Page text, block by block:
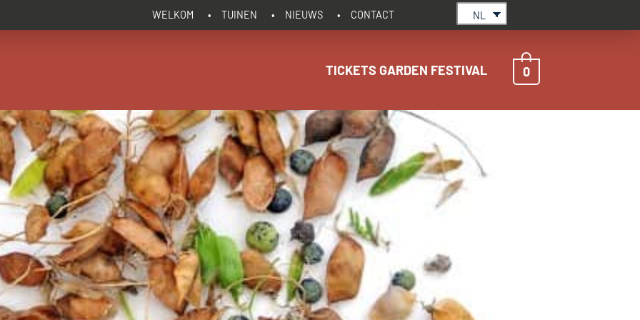
WELKOM TUINEN NIEUWS CONTACT NL
TICKETS GARDEN FESTIVAL 0